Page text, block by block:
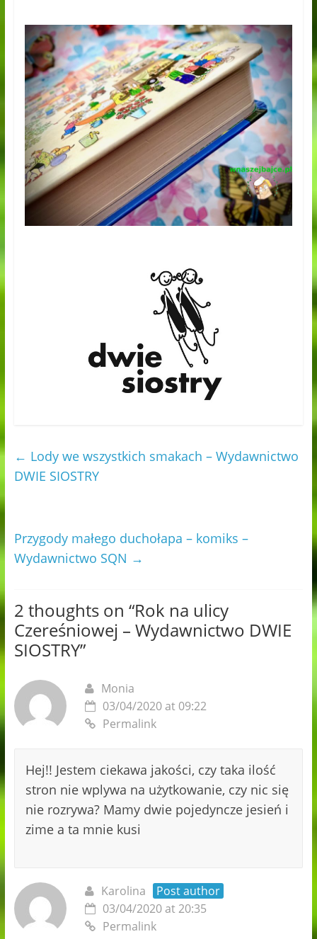
← Lody we wszystkich smakach – Wydawnictwo
DWIE SIOSTRY
Przygody małego duchołapa – komiks –
Wydawnictwo SQN →
2 thoughts on “Rok na ulicy
Czereśniowej – Wydawnictwo DWIE
SIOSTRY”
Monia
03/04/2020 at 09:22
Permalink
Hej!! Jestem ciekawa jakości, czy taka ilość
stron nie wplywa na użytkowanie, czy nic się
nie rozrywa? Mamy dwie pojedyncze jesień i
zime a ta mnie kusi
Karolina
Post author
03/04/2020 at 20:35
Permalink